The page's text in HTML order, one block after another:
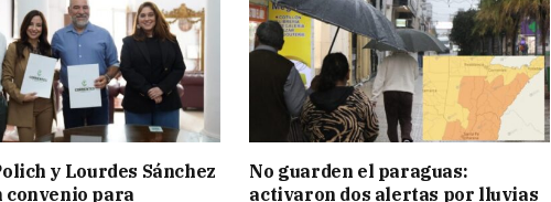
y Lourdes Sánchez
para
No guarden el paraguas:
activaron dos alertas por lluvias